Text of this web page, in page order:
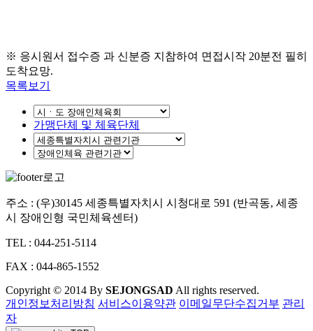
※ 응시원서 접수증 과 신분증 지참하여 면접시작 20분전 필히
도착요망.
목록보기
가맹단체 및 체육단체
주소 : (우)30145 세종특별자치시 시청대로 591 (반곡동, 세종
시 장애인형 국민체육센터)
TEL : 044-251-5114
FAX : 044-865-1552
Copyright © 2014 By SEJONGSAD All rights reserved.
개인정보처리방침 서비스이용약관 이메일무단수집거부 관리
자